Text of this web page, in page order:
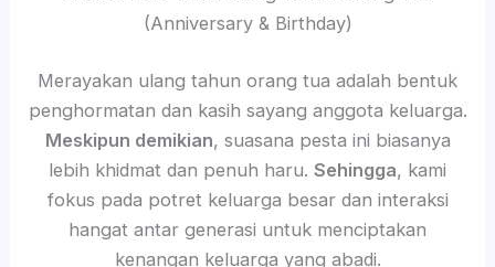
(Anniversary & Birthday)
Merayakan ulang tahun orang tua adalah bentuk
penghormatan dan kasih sayang anggota keluarga.
Meskipun demikian, suasana pesta ini biasanya
lebih khidmat dan penuh haru. Sehingga, kami
fokus pada potret keluarga besar dan interaksi
hangat antar generasi untuk menciptakan
kenangan keluarga yang abadi.